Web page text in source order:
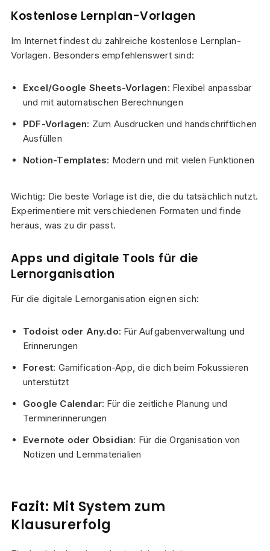
Kostenlose Lernplan-Vorlagen
Im Internet findest du zahlreiche kostenlose Lernplan-
Vorlagen. Besonders empfehlenswert sind:
Excel/Google Sheets-Vorlagen: Flexibel anpassbar
und mit automatischen Berechnungen
PDF-Vorlagen: Zum Ausdrucken und handschriftlichen
Ausfüllen
Notion-Templates: Modern und mit vielen Funktionen
Wichtig: Die beste Vorlage ist die, die du tatsächlich nutzt.
Experimentiere mit verschiedenen Formaten und finde
heraus, was zu dir passt.
Apps und digitale Tools für die
Lernorganisation
Für die digitale Lernorganisation eignen sich:
Todoist oder Any.do: Für Aufgabenverwaltung und
Erinnerungen
Forest: Gamification-App, die dich beim Fokussieren
unterstützt
Google Calendar: Für die zeitliche Planung und
Terminerinnerungen
Evernote oder Obsidian: Für die Organisation von
Notizen und Lernmaterialien
Fazit: Mit System zum
Klausurerfolg